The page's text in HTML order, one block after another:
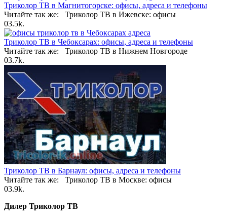
Триколор ТВ в Магнитогорске: офисы, адреса и телефоны
Читайте так же: Триколор ТВ в Ижевске: офисы
03.5k.
Триколор ТВ в Чебоксарах: офисы, адреса и телефоны
Читайте так же: Триколор ТВ в Нижнем Новгороде
03.7k.
Триколор ТВ в Барнаул: офисы, адреса и телефоны
Читайте так же: Триколор ТВ в Москве: офисы
03.9k.
Дилер Триколор ТВ